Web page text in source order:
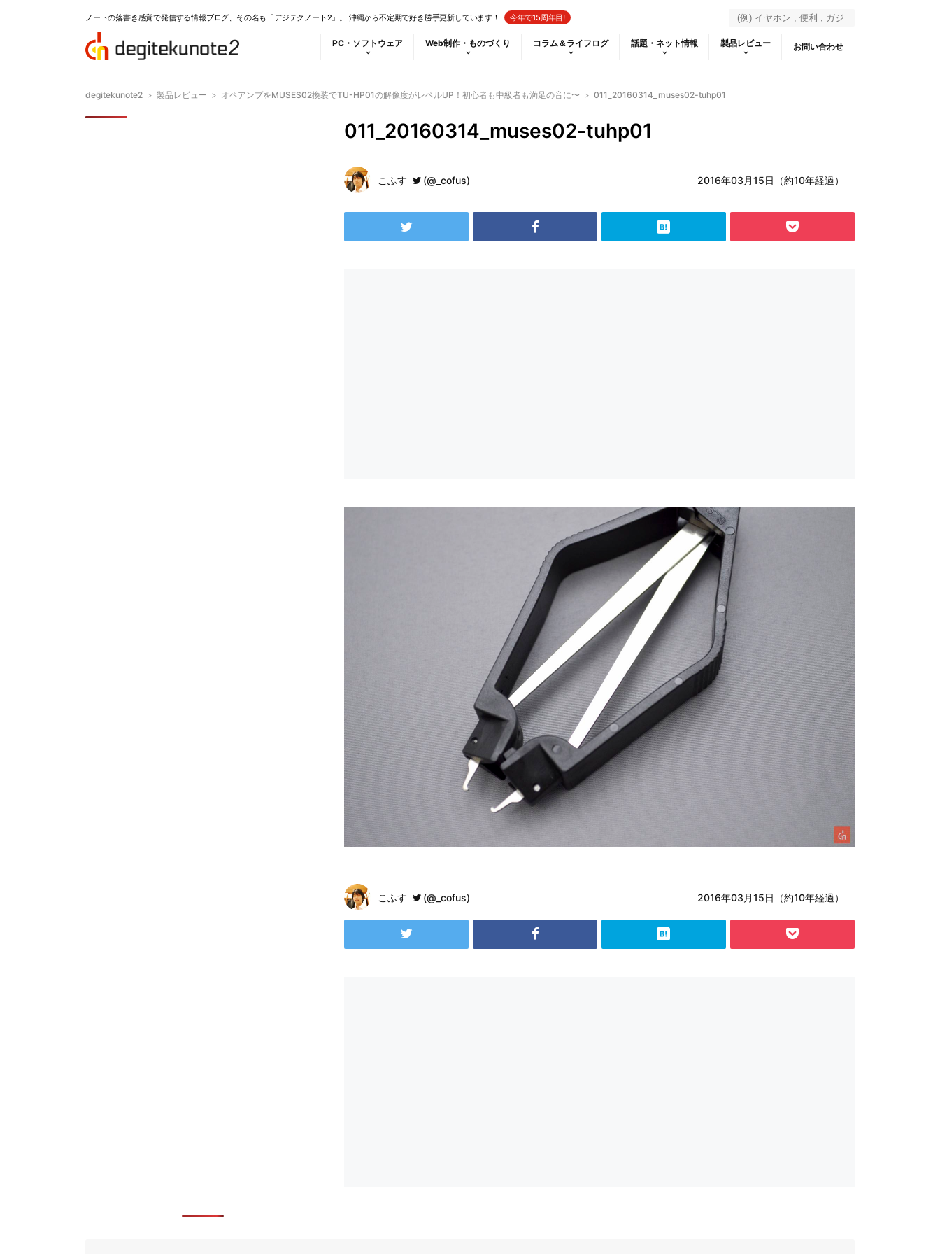
ノートの落書き感覚で発信する情報ブログ、その名も「デジテクノート2」。 沖縄から不定期で好き勝手更新しています！ 今年で15周年目!
PC・ソフトウェア Web制作・ものづくり コラム＆ライフログ 話題・ネット情報 製品レビュー お問い合わせ
degitekunote2 > 製品レビュー > オペアンプをMUSES02換装でTU-HP01の解像度がレベルUP！初心者も中級者も満足の音に〜 > 011_20160314_muses02-tuhp01
011_20160314_muses02-tuhp01
こふす (@_cofus) 2016年03月15日（約10年経過）
こふす (@_cofus) 2016年03月15日（約10年経過）